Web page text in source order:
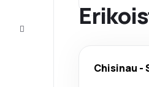
Chisinau -